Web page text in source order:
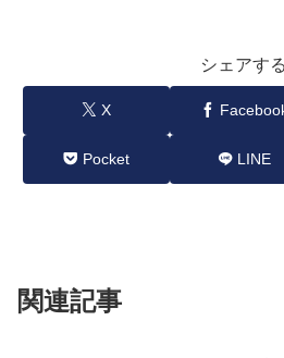
シェアする
X
Pocket LINE
関連記事